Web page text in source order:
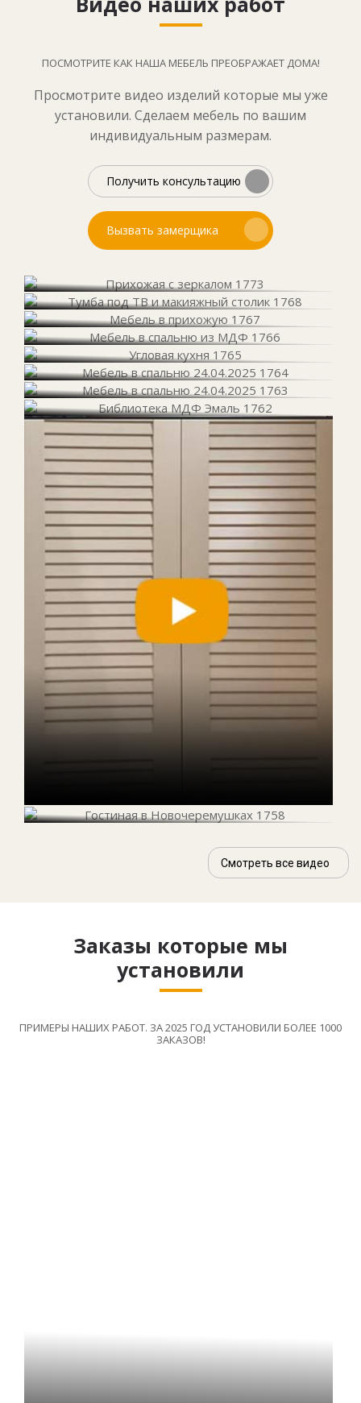
ПОСМОТРИТЕ КАК НАША МЕБЕЛЬ ПРЕОБРАЖАЕТ ДОМА!
Просмотрите видео изделий которые мы уже
установили. Сделаем мебель по вашим
индивидуальным размерам.
Получить консультацию
Вызвать замерщика
Смотреть все видео
Заказы которые мы
установили
ПРИМЕРЫ НАШИХ РАБОТ. ЗА 2025 ГОД УСТАНОВИЛИ БОЛЕЕ 1000
ЗАКАЗОВ!